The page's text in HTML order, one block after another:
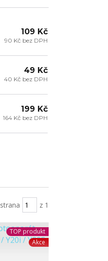
109 Kč
90 Kč bez DPH
49 Kč
40 Kč bez DPH
199 Kč
164 Kč bez DPH
strana z 1
TOP produkt
Akce